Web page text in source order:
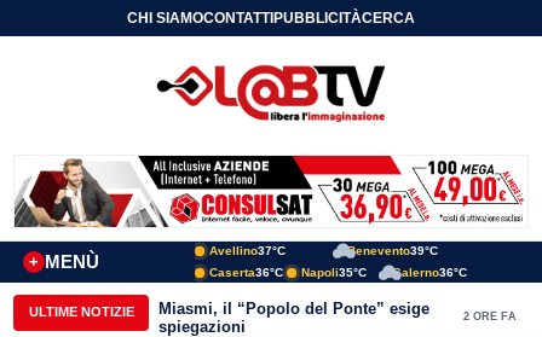
CHI SIAMOCONTATTIPUBBLICITÀCERCA
MENÙ
+
Avellino37°C Benevento39°C
Caserta36°C Napoli35°C Salerno36°C
ULTIME NOTIZIE
Miasmi, il “Popolo del Ponte” esige
spiegazioni
2 ORE FA